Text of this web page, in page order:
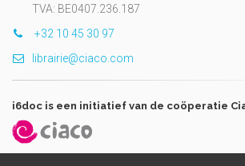
TVA: BE0407.236.187
+32 10 45 30 97
librairie@ciaco.com
i6doc is een initiatief van de coöperatie